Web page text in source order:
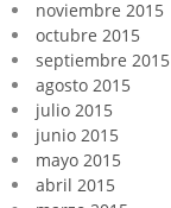
noviembre 2015
octubre 2015
septiembre 2015
agosto 2015
julio 2015
junio 2015
mayo 2015
abril 2015